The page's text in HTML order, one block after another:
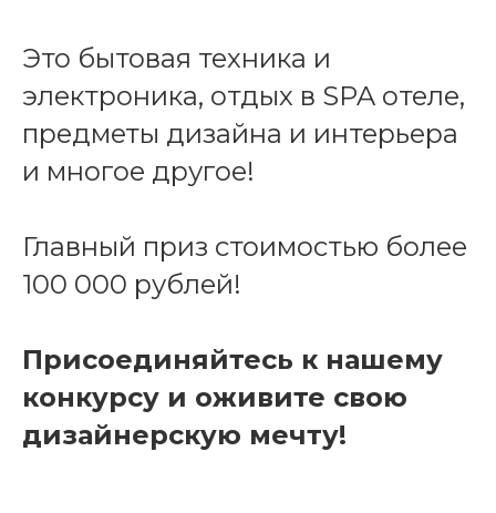
Это бытовая техника и
электроника, отдых в SPA отеле,
предметы дизайна и интерьера
и многое другое!
Главный приз стоимостью более
100 000 рублей!
Присоединяйтесь к нашему
конкурсу и оживите свою
дизайнерскую мечту!